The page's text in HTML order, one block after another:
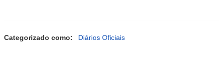
Categorizado como: Diários Oficiais